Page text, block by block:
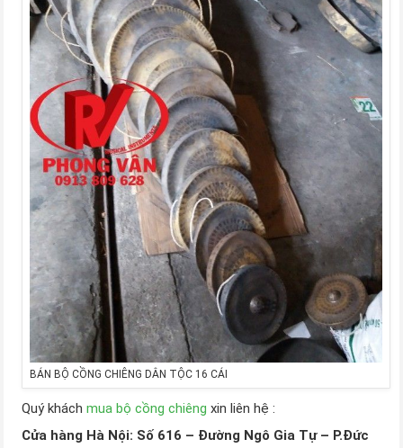
BÁN BỘ CỒNG CHIÊNG DÂN TỘC 16 CÁI
Quý kháchmua bộ cồng chiêng xin liên hệ :
Cửa hàng Hà Nội: Số 616 – Đường Ngô Gia Tự – P.Đức